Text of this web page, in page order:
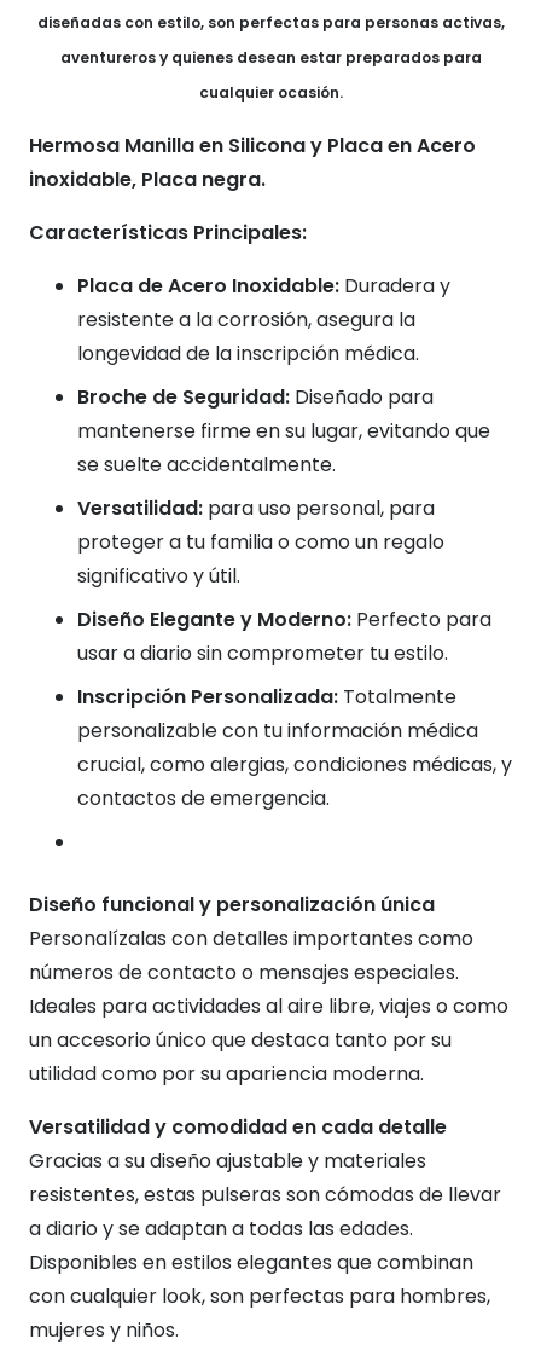
diseñadas con estilo, son perfectas para personas activas,
aventureros y quienes desean estar preparados para
cualquier ocasión.
Hermosa Manilla en Silicona y Placa en Acero
inoxidable, Placa negra.
Características Principales:
Placa de Acero Inoxidable: Duradera y
resistente a la corrosión, asegura la
longevidad de la inscripción médica.
Broche de Seguridad: Diseñado para
mantenerse firme en su lugar, evitando que
se suelte accidentalmente.
Versatilidad: para uso personal, para
proteger a tu familia o como un regalo
significativo y útil.
Diseño Elegante y Moderno: Perfecto para
usar a diario sin comprometer tu estilo.
Inscripción Personalizada: Totalmente
personalizable con tu información médica
crucial, como alergias, condiciones médicas, y
contactos de emergencia.
Diseño funcional y personalización única
Personalízalas con detalles importantes como
números de contacto o mensajes especiales.
Ideales para actividades al aire libre, viajes o como
un accesorio único que destaca tanto por su
utilidad como por su apariencia moderna.
Versatilidad y comodidad en cada detalle
Gracias a su diseño ajustable y materiales
resistentes, estas pulseras son cómodas de llevar
a diario y se adaptan a todas las edades.
Disponibles en estilos elegantes que combinan
con cualquier look, son perfectas para hombres,
mujeres y niños.